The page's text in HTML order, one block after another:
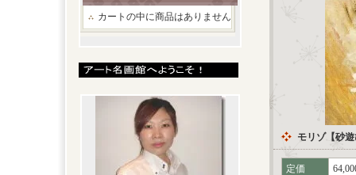
カートの中に商品はありません
モリゾ【砂
定価